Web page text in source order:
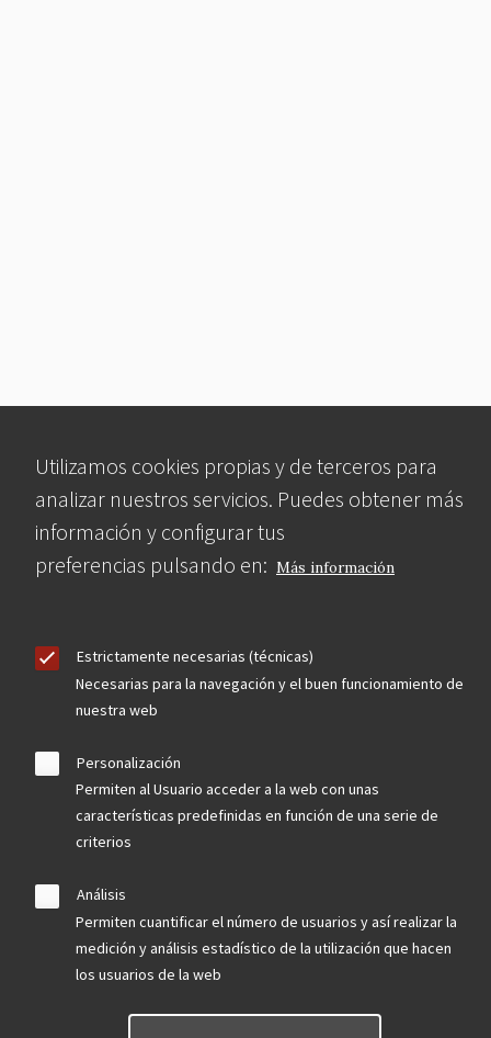
Utilizamos cookies propias y de terceros para
analizar nuestros servicios. Puedes obtener más
información y configurar tus
preferencias pulsando en: Más información
Estrictamente necesarias (técnicas)
Necesarias para la navegación y el buen funcionamiento de
nuestra web
Personalización
Permiten al Usuario acceder a la web con unas
características predefinidas en función de una serie de
criterios
Análisis
Permiten cuantificar el número de usuarios y así realizar la
medición y análisis estadístico de la utilización que hacen
los usuarios de la web